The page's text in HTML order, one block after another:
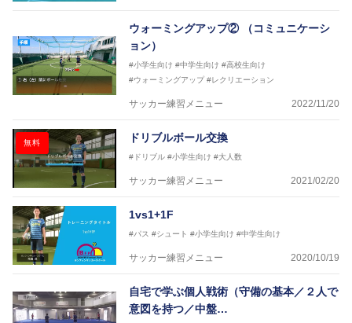
ウォーミングアップ② （コミュニケーシ
ョン）
#小学生向け #中学生向け #高校生向け
#ウォーミングアップ #レクリエーション
サッカー練習メニュー 2022/11/20
無料 ドリブルボール交換
#ドリブル #小学生向け #大人数
サッカー練習メニュー 2021/02/20
1vs1+1F
#パス #シュート #小学生向け #中学生向け
サッカー練習メニュー 2020/10/19
自宅で学ぶ個人戦術（守備の基本／２人で
意図を持つ／中盤…